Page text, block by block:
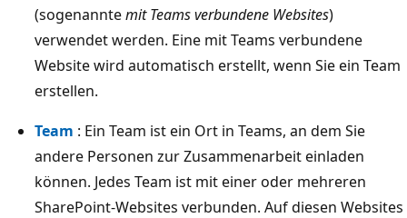
(sogenanntemit Teams verbundene Websites)
verwendet werden. Eine mit Teams verbundene
Website wird automatisch erstellt, wenn Sie ein Team
erstellen.
Team : Ein Team ist ein Ort in Teams, an dem Sie
andere Personen zur Zusammenarbeit einladen
können. Jedes Team ist mit einer oder mehreren
SharePoint-Websites verbunden. Auf diesen Websites